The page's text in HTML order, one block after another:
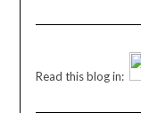
Read this blog in: